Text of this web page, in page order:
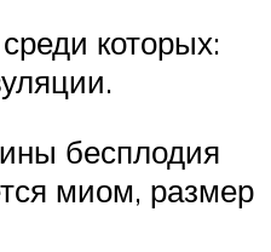
которых:
бесплодия
миом, размер